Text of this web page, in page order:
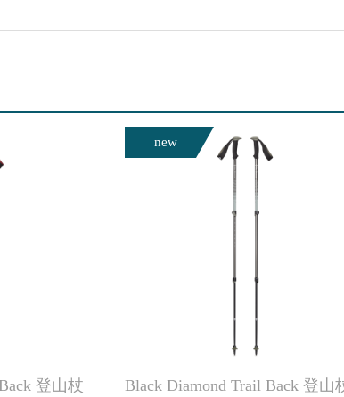
登山杖
new
Black Diamond Trail Back 登山